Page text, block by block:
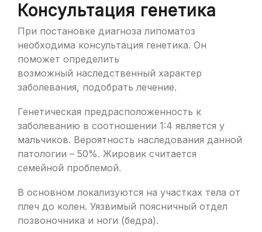
Консультация генетика
При постановке диагноза липоматоз
необходима консультация генетика. Он
поможет определить
возможный наследственный характер
заболевания, подобрать лечение.
Генетическая предрасположенность к
заболеванию в соотношении 1:4 является у
мальчиков. Вероятность наследования данной
патологии – 50%. Жировик считается
семейной проблемой.
В основном локализуются на участках тела от
плеч до колен. Уязвимый поясничный отдел
позвоночника и ноги (бедра).